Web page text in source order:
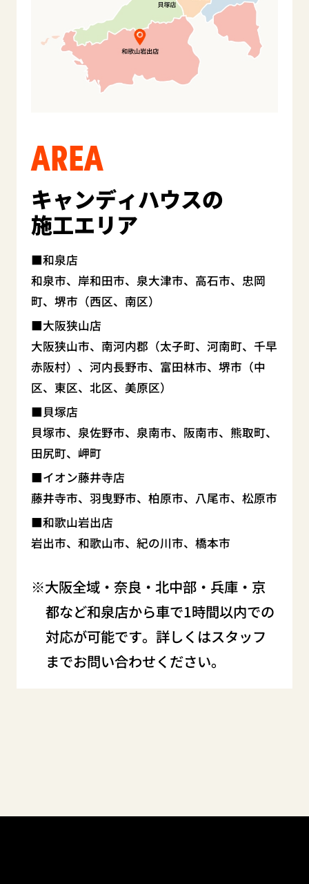
AREA
キャンディハウスの
施工エリア
和泉店
和泉市、岸和田市、泉大津市、高石市、忠岡
町、堺市（西区、南区）
大阪狭山店
大阪狭山市、南河内郡（太子町、河南町、千早
赤阪村）、河内長野市、富田林市、堺市（中
区、東区、北区、美原区）
貝塚店
貝塚市、泉佐野市、泉南市、阪南市、熊取町、
田尻町、岬町
イオン藤井寺店
藤井寺市、羽曳野市、柏原市、八尾市、松原市
和歌山岩出店
岩出市、和歌山市、紀の川市、橋本市
大阪全域・奈良・北中部・兵庫・京
都など和泉店から車で1時間以内での
対応が可能です。詳しくはスタッフ
までお問い合わせください。